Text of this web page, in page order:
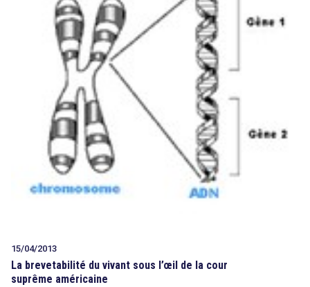
15/04/2013
La brevetabilité du vivant sous l’œil de la cour
suprême américaine